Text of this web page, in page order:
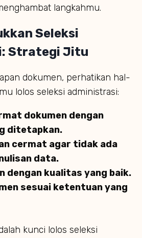
langkahmu.
Seleksi
Strategi Jitu
dokumen, perhatikan hal-
lolos seleksi administrasi:
dokumen dengan
ditetapkan.
cermat agar tidak ada
data.
dengan kualitas yang baik.
sesuai ketentuan yang
kunci lolos seleksi